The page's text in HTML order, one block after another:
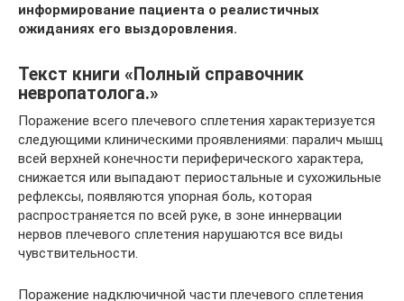
информирование пациента о реалистичных
ожиданиях его выздоровления.
Текст книги «Полный справочник
невропатолога.»
Поражение всего плечевого сплетения характеризуется
следующими клиническими проявлениями: паралич мышц
всей верхней конечности периферического характера,
снижается или выпадают периостальные и сухожильные
рефлексы, появляются упорная боль, которая
распространяется по всей руке, в зоне иннервации
нервов плечевого сплетения нарушаются все виды
чувствительности.
Поражение надключичной части плечевого сплетения